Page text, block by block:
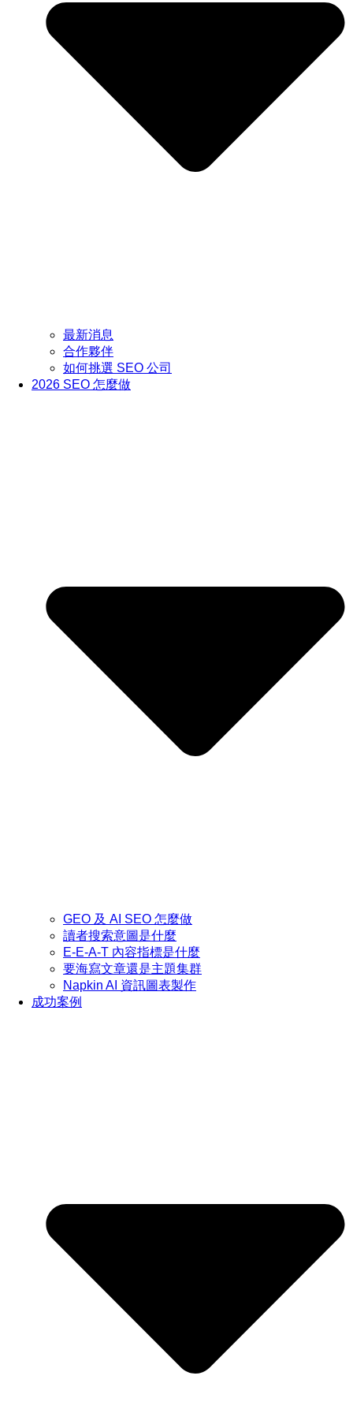
最新消息
合作夥伴
如何挑選 SEO 公司
2026 SEO 怎麼做
GEO 及 AI SEO 怎麼做
讀者搜索意圖是什麼
E-E-A-T 內容指標是什麼
要海寫文章還是主題集群
Napkin AI 資訊圖表製作
成功案例